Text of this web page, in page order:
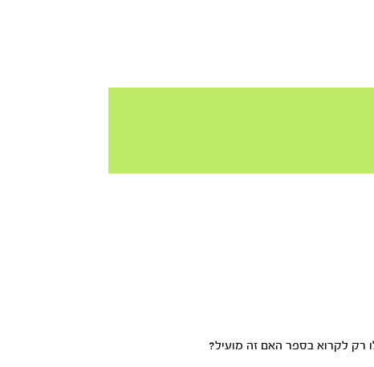
רק לקרוא בספר האם זה מועיל?